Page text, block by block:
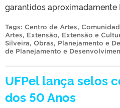
garantidos aproximadamente
Tags: Centro de Artes,
Artes, Extensão, Extensão e
Silveira, Obras, Planejamento e
de Planejamento e
UFPel lança selos
dos 50 Anos